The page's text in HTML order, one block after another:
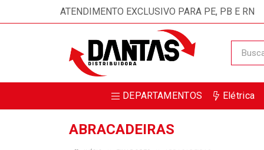
ATENDIMENTO EXCLUSIVO PARA PE, PB E RN
DEPARTAMENTOS Elétrica
ABRACADEIRAS